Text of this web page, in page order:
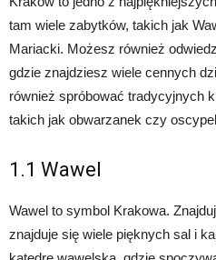
tam wiele zabytków, takich jak
Mariacki. Możesz również
gdzie znajdziesz wiele cennych
również spróbować tradycyjnych
takich jak obwarzanek czy
1.1 Wawel
Wawel to symbol Krakowa.
znajduje się wiele pięknych sal i